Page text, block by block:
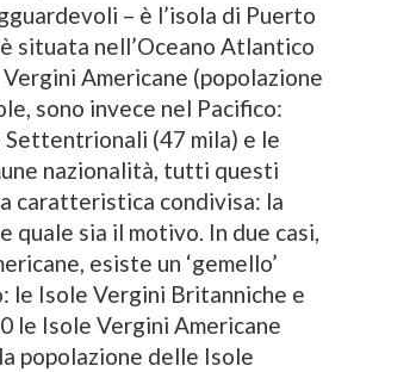
– è l’isola di Puerto
situata nell’Oceano Atlantico
Americane (popolazione
sono invece nel Pacifico:
Settentrionali (47 mila) e le
nazionalità, tutti questi
caratteristica condivisa: la
quale sia il motivo. In due casi,
esiste un ‘gemello’
le Isole Vergini Britanniche e
le Isole Vergini Americane
popolazione delle Isole